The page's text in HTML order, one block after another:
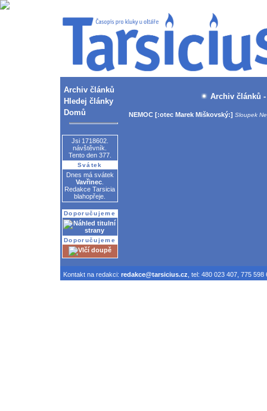
Archiv článků
Hledej články
Domů
Jsi 1718602.
návštěvník.
Tento den 377.
Svátek
Dnes má svátek
Vavřinec
Redakce Tarsicia
blahopřeje.
Doporučujeme
Doporučujeme
Archiv článků
NEMOC[:otec Marek Miškovský:] Sloupek
Kontakt na redakci: redakce@tarsicius.cz , tel: 480 023 407, 775 598